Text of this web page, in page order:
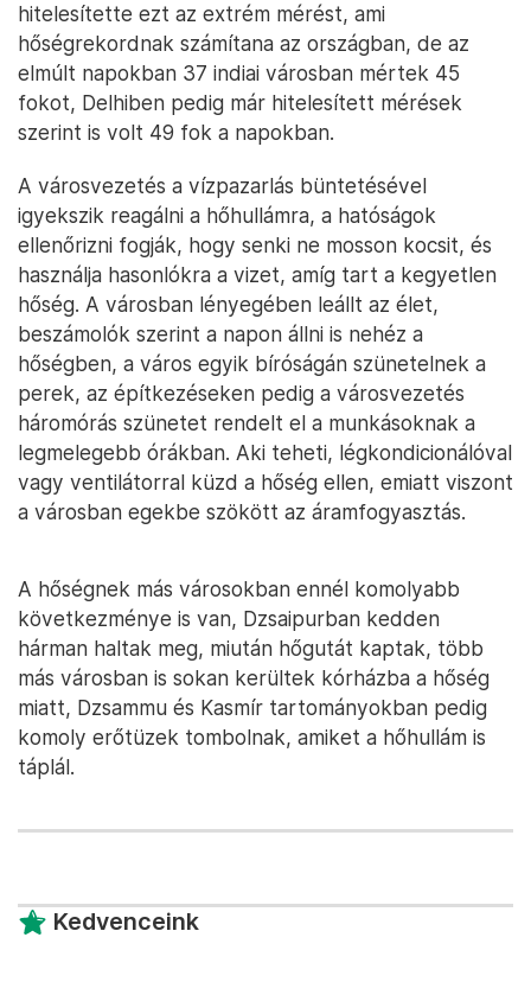
hitelesítette ezt az extrém mérést, ami
hőségrekordnak számítana az országban, de az
elmúlt napokban 37 indiai városban mértek 45
fokot, Delhiben pedig már hitelesített mérések
szerint is volt 49 fok a napokban.
A városvezetés a vízpazarlás büntetésével
igyekszik reagálni a hőhullámra, a hatóságok
ellenőrizni fogják, hogy senki ne mosson kocsit, és
használja hasonlókra a vizet, amíg tart a kegyetlen
hőség. A városban lényegében leállt az élet,
beszámolók szerint a napon állni is nehéz a
hőségben, a város egyik bíróságán szünetelnek a
perek, az építkezéseken pedig a városvezetés
háromórás szünetet rendelt el a munkásoknak a
legmelegebb órákban. Aki teheti, légkondicionálóval
vagy ventilátorral küzd a hőség ellen, emiatt viszont
a városban egekbe szökött az áramfogyasztás.
A hőségnek más városokban ennél komolyabb
következménye is van, Dzsaipurban kedden
hárman haltak meg, miután hőgutát kaptak, több
más városban is sokan kerültek kórházba a hőség
miatt, Dzsammu és Kasmír tartományokban pedig
komoly erőtüzek tombolnak, amiket a hőhullám is
táplál.
Kedvenceink